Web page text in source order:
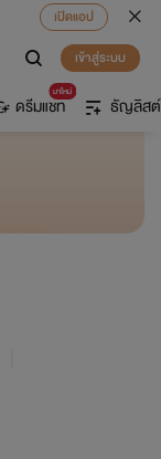
เปิดแอป
เข้าสู่ระบบ
มาใหม่
ดรีมแชท ธัญลิสต์